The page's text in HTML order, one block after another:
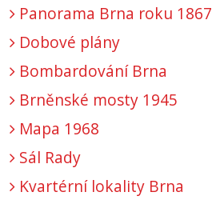
Panorama Brna roku 1867
Dobové plány
Bombardování Brna
Brněnské mosty 1945
Mapa 1968
Sál Rady
Kvartérní lokality Brna